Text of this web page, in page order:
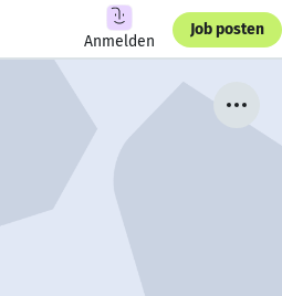
Anmelden
Job posten